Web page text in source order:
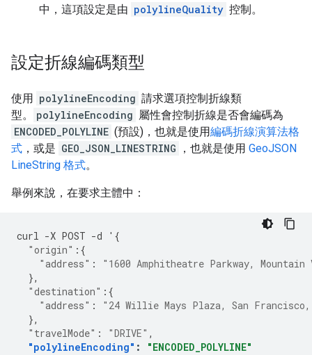
中，這項設定是由 polylineQuality 控制。
設定折線編碼類型
使用 polylineEncoding 請求選項控制折線類
型。
polylineEncoding 屬性會控制折線是否會編碼為
ENCODED_POLYLINE (預設)，也就是使用編碼折線演算法格
式 ，或是 GEO_JSON_LINESTRING ，也就是使用 GeoJSON
LineString 格式。
舉例來說，在要求主體中：
curl -X POST -d ' {
"origin" :{
"address" :
"1600 Amphitheatre Parkway, Mountain
},
"destination" :{
"address" :
"24 Willie Mays Plaza, San Francisco,
},
"travelMode" : "DRIVE" ,
"polylineEncoding" :
"ENCODED_POLYLINE"